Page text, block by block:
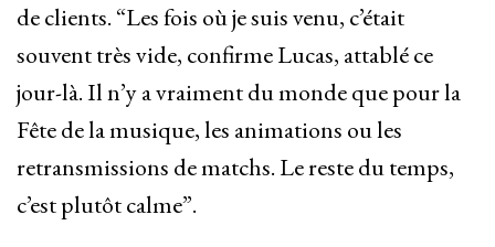
de clients. “Les fois où je suis venu, c’était
souvent très vide, confirme Lucas, attablé ce
jour-là. Il n’y a vraiment du monde que pour la
Fête de la musique, les animations ou les
retransmissions de matchs. Le reste du temps,
c’est plutôt calme”.